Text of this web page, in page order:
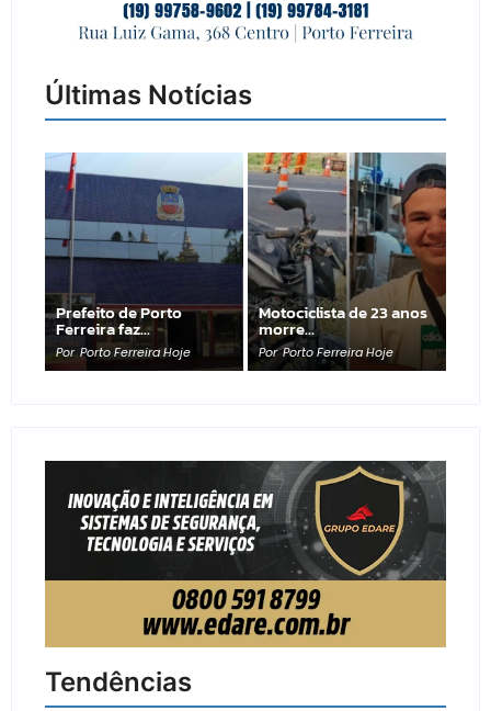
Últimas Notícias
Prefeito de Porto
Ferreira faz…
Por Porto Ferreira Hoje
Motociclista de 23 anos
morre…
Por Porto Ferreira Hoje
Tendências